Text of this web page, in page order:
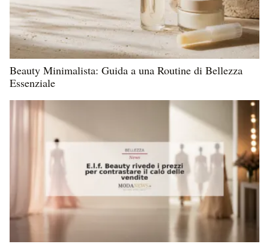
Beauty Minimalista: Guida a una Routine di Bellezza
Essenziale